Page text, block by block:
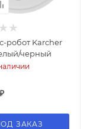
робот Karcher
черный
ЗАКАЗ